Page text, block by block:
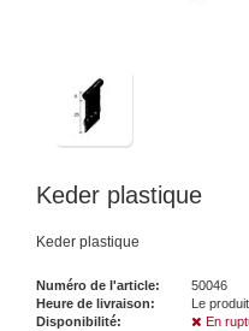
Keder plastique
Keder plastique
Numéro de l'article:
50046
Heure de livraison:
Le
Disponibilité:
En